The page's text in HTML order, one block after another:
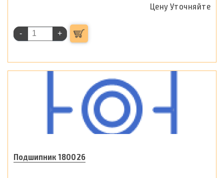
Цену Уточняйте
- +
Подшипник 180026